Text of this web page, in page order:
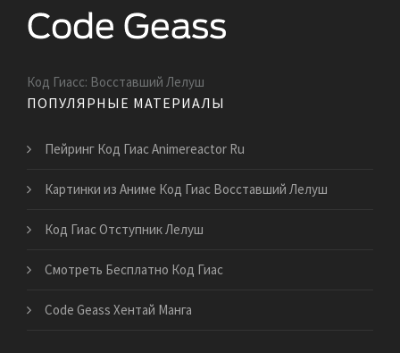
Код Гиасс: Восставший Лелуш
ПОПУЛЯРНЫЕ МАТЕРИАЛЫ
Пейринг Код Гиас Animereactor Ru
Картинки из Аниме Код Гиас Восставший Лелуш
Код Гиас Отступник Лелуш
Смотреть Бесплатно Код Гиас
Code Geass Хентай Манга